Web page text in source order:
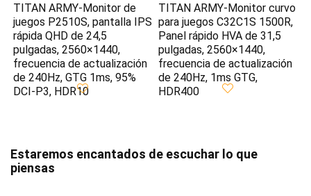
TITAN ARMY-Monitor de
juegos P2510S, pantalla IPS
rápida QHD de 24,5
pulgadas, 2560×1440,
frecuencia de actualización
de 240Hz, GTG 1ms, 95%
DCI-P3, HDR10
TITAN ARMY-Monitor curvo
para juegos C32C1S 1500R,
Panel rápido HVA de 31,5
pulgadas, 2560×1440,
frecuencia de actualización
de 240Hz, 1ms GTG,
HDR400
Estaremos encantados de escuchar lo que
piensas